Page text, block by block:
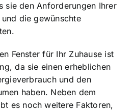
sie den Anforderungen Ihrer
die gewünschte
Fenster für Ihr Zuhause ist
da sie einen erheblichen
und den
haben. Neben dem
es noch weitere Faktoren,